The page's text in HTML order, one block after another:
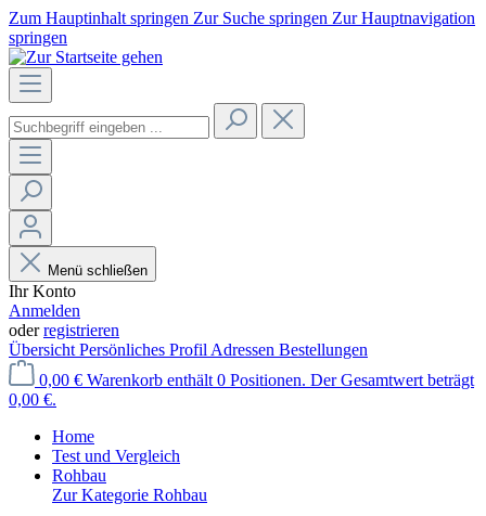
Zum Hauptinhalt springen Zur Suche springen Zur Hauptnavigation
springen
Menü schließen
Ihr Konto
Anmelden
oderregistrieren
Übersicht Persönliches Profil Adressen Bestellungen
0,00 € Warenkorb enthält 0 Positionen. Der Gesamtwert beträgt
0,00 €.
Home
Test und Vergleich
Rohbau
Zur Kategorie Rohbau